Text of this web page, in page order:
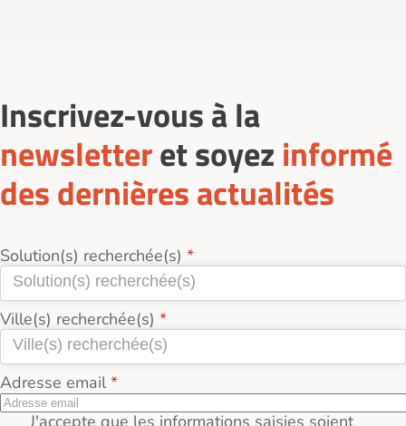
Inscrivez-vous à la
newsletteret soyez informé
des dernières actualités
Solution(s) recherchée(s)
Ville(s) recherchée(s)
Adresse email